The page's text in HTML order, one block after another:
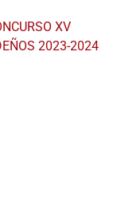
XV
2023-2024